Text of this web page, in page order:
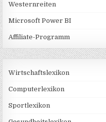
Westernreiten
Microsoft Power BI
Affiliate-Programm
Wirtschaftslexikon
Computerlexikon
Sportlexikon